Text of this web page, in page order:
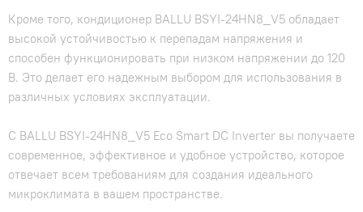
Кроме того, кондиционер BALLU BSYI-24HN8_V5 обладает
высокой устойчивостью к перепадам напряжения и
способен функционировать при низком напряжении до 120
В. Это делает его надежным выбором для использования в
различных условиях эксплуатации.
С BALLU BSYI-24HN8_V5 Eco Smart DC Inverter вы получаете
современное, эффективное и удобное устройство, которое
отвечает всем требованиям для создания идеального
микроклимата в вашем пространстве.